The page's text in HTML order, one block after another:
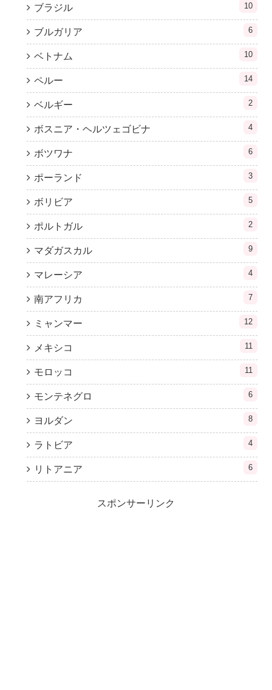
ブラジル 10
ブルガリア 6
ベトナム 10
ペルー 14
ベルギー 2
ボスニア・ヘルツェゴビナ 4
ボツワナ 6
ポーランド 3
ボリビア 5
ポルトガル 2
マダガスカル 9
マレーシア 4
南アフリカ 7
ミャンマー 12
メキシコ 11
モロッコ 11
モンテネグロ 6
ヨルダン 8
ラトビア 4
リトアニア 6
スポンサーリンク